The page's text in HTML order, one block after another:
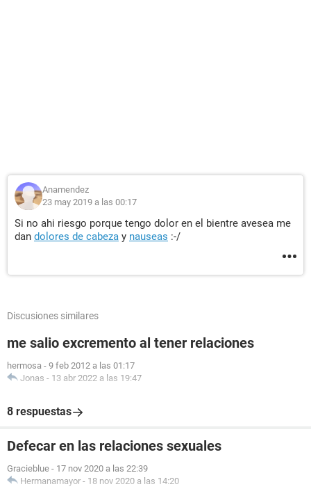
Anamendez
23 may 2019 a las 00:17
Si no ahi riesgo porque tengo dolor en el bientre avesea me
dan dolores de cabeza y nauseas :-/
Discusiones similares
me salio excremento al tener relaciones
hermosa - 9 feb 2012 a las 01:17
Jonas - 13 abr 2022 a las 19:47
8 respuestas
Defecar en las relaciones sexuales
Gracieblue - 17 nov 2020 a las 22:39
Hermanamayor - 18 nov 2020 a las 14:20